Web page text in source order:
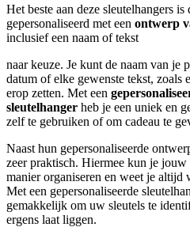
Het beste aan deze sleutelhangers
gepersonaliseerd met een ontwerp
inclusief een naam of tekst
naar keuze. Je kunt de naam van je
datum of elke gewenste tekst, zoals
erop zetten. Met een
sleutelhanger heb je een uniek en
zelf te gebruiken of om cadeau te
Naast hun gepersonaliseerde
zeer praktisch. Hiermee kun je jouw
manier organiseren en weet je altijd
Met een gepersonaliseerde
gemakkelijk om uw sleutels te
ergens laat liggen.